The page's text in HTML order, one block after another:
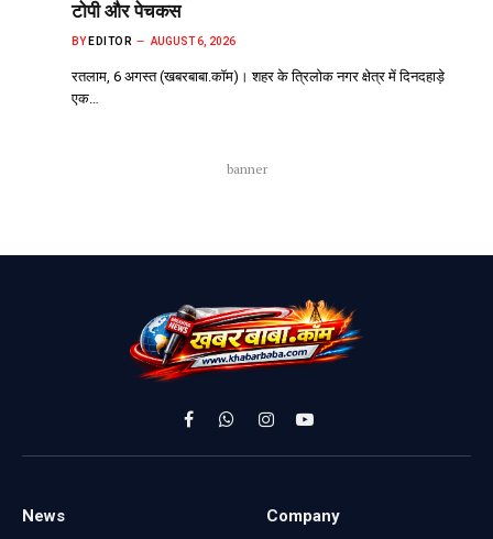
टोपी और पेचकस
BY EDITOR AUGUST 6, 2026
रतलाम, 6 अगस्त (खबरबाबा.कॉम)। शहर के त्रिलोक नगर क्षेत्र में दिनदहाड़े
एक…
banner
FacebookWhatsApp
InstagramYouTube
News Company